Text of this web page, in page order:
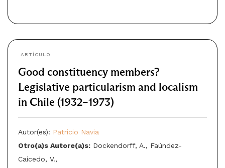
ARTÍCULO
Good constituency members?
Legislative particularism and localism
in Chile (1932–1973)
Autor(es): Patricio Navia
Otro(a)s Autore(a)s: Dockendorff, A., Faúndez-
Caicedo, V.,